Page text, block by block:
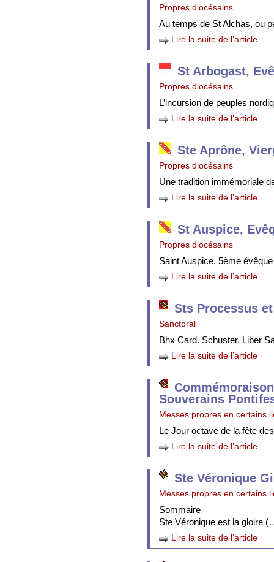
Propres diocésains
Au temps de St Alchas, ou
Lire la suite de l’article
St Arbogast,
Propres diocésains
L’incursion de peuples
Lire la suite de l’article
Ste Aprône,
Propres diocésains
Une tradition immémoriale
Lire la suite de l’article
St Auspice,
Propres diocésains
Saint Auspice, 5ème
Lire la suite de l’article
Sts Processus
Sanctoral
Bhx Card. Schuster, Liber
Lire la suite de l’article
Souverains
Messes propres en certains
Le Jour octave de la fête
Lire la suite de l’article
Ste Véronique
Messes propres en certains
Sommaire
Ste Véronique est la gloire
Lire la suite de l’article